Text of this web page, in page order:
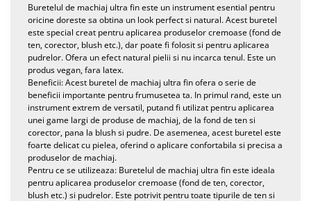
Buretelul de machiaj ultra fin este un instrument esential pentru
oricine doreste sa obtina un look perfect si natural. Acest buretel
este special creat pentru aplicarea produselor cremoase (fond de
ten, corector, blush etc.), dar poate fi folosit si pentru aplicarea
pudrelor. Ofera un efect natural pielii si nu incarca tenul. Este un
produs vegan, fara latex.
Beneficii: Acest buretel de machiaj ultra fin ofera o serie de
beneficii importante pentru frumusetea ta. In primul rand, este un
instrument extrem de versatil, putand fi utilizat pentru aplicarea
unei game largi de produse de machiaj, de la fond de ten si
corector, pana la blush si pudre. De asemenea, acest buretel este
foarte delicat cu pielea, oferind o aplicare confortabila si precisa a
produselor de machiaj.
Pentru ce se utilizeaza: Buretelul de machiaj ultra fin este ideala
pentru aplicarea produselor cremoase (fond de ten, corector,
blush etc.) si pudrelor. Este potrivit pentru toate tipurile de ten si